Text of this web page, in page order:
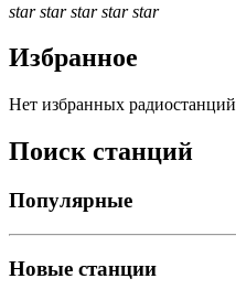
star star star star star
Избранное
Нет избранных радиостанций
Поиск станций
Популярные
Новые станции